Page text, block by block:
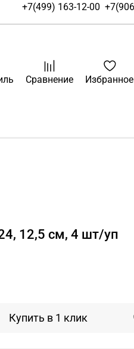
+7(499) 163-12-00
Сравнение Избранное
12,5 см, 4 шт/уп
Купить в 1 клик